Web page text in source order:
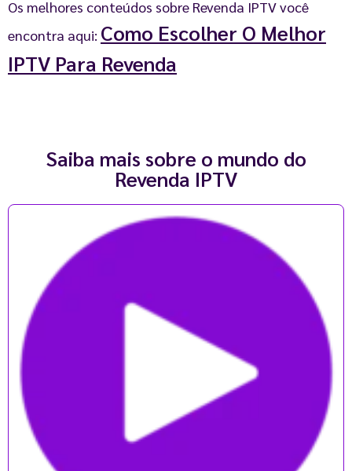
Os melhores conteúdos sobre Revenda IPTV você
encontra aqui: Como Escolher O Melhor
IPTV Para Revenda
Saiba mais sobre o mundo do
Revenda IPTV